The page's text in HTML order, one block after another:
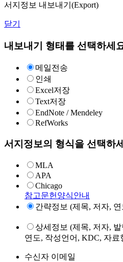
서지정보 내보내기(Export)
닫기
내보내기 형태를 선택하세
메일전송
인쇄
Excel저장
Text저장
EndNote / Mendeley
RefWorks
서지정보의 형식을 선택하
MLA
APA
Chicago
참고문헌양식안내
간략정보 (제목, 저자,
상세정보 (제목, 저자,
연도, 작성언어, KDC, 자
수신자 이메일